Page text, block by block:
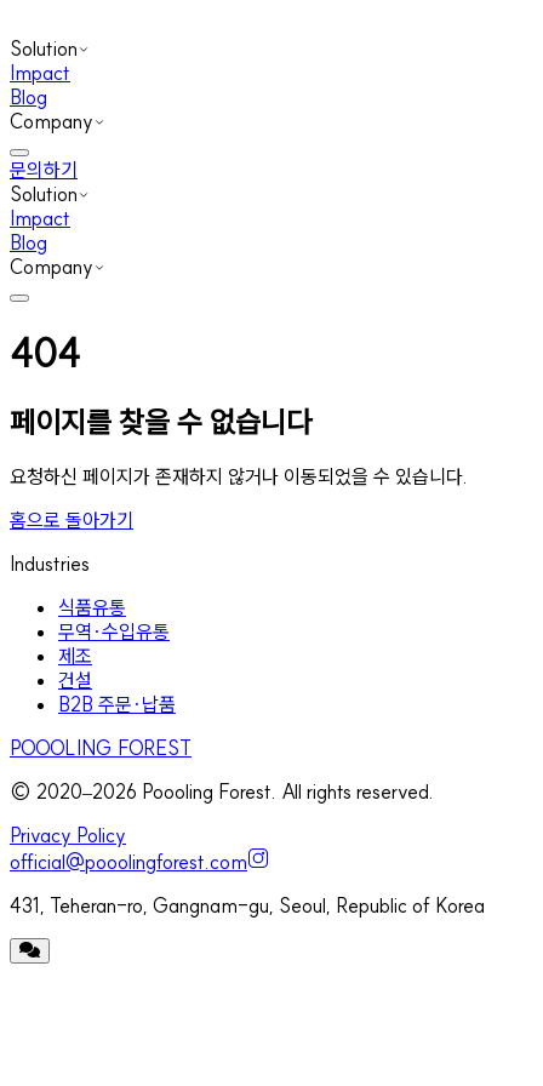
Solution
Impact
Blog
Company
문의하기
Solution
Impact
Blog
Company
404
페이지를 찾을 수 없습니다
요청하신 페이지가 존재하지 않거나 이동되었을 수 있습니다.
홈으로 돌아가기
Industries
식품유통
무역·수입유통
제조
건설
B2B 주문·납품
POOOLING FOREST
© 2020–2026 Poooling Forest. All rights reserved.
Privacy Policy
official@pooolingforest.com
431, Teheran-ro, Gangnam-gu, Seoul, Republic of Korea